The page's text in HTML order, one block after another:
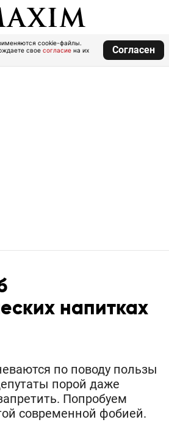
cookie-файлы.
свое согласие на их
Согласен
напитках
по поводу пользы
порой даже
Попробуем
современной фобией.